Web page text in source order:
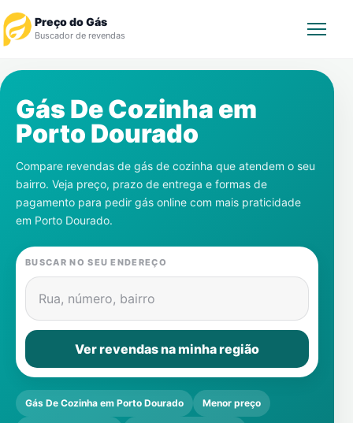
Preço do Gás
Buscador de revendas
Revendedor
Notícias
Cadastre-se
Gás
Contatos
Gás De Cozinha em
Porto Dourado
Compare revendas de gás de cozinha que atendem o seu
bairro. Veja preço, prazo de entrega e formas de
pagamento para pedir gás online com mais praticidade
em Porto Dourado.
BUSCAR NO SEU ENDEREÇO
Rua, número, bairro
Ver revendas na minha região
Gás De Cozinha em Porto Dourado Menor preço